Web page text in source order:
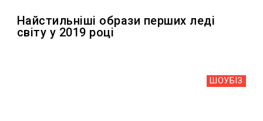
Найстильніші образи перших леді
світу у 2019 році
ШОУБIЗ